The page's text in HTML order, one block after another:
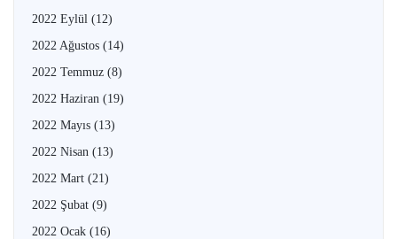
2022 Eylül (12)
2022 Ağustos (14)
2022 Temmuz (8)
2022 Haziran (19)
2022 Mayıs (13)
2022 Nisan (13)
2022 Mart (21)
2022 Şubat (9)
2022 Ocak (16)